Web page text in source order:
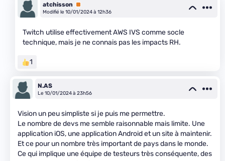
atchisson
Premium
Modifié le 10/01/2024 à 12h36
Twitch utilise effectivement AWS IVS comme socle
technique, mais je ne connais pas les impacts RH.
1
N.AS
Le 10/01/2024 à 23h56
Vision un peu simpliste si je puis me permettre.
Le nombre de devs me semble raisonnable mais limite. Une
application iOS, une application Android et un site à maintenir.
Et ce pour un nombre très important de pays dans le monde.
Ce qui implique une équipe de testeurs très conséquente, des